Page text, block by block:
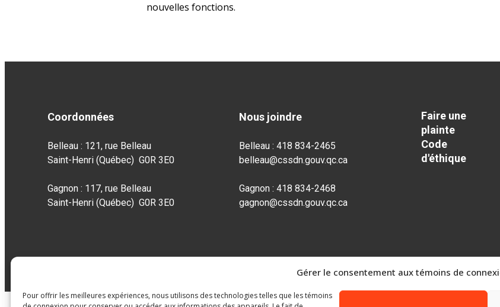
Gérer le consentement aux témoins de
Pour offrir les meilleures expériences, nous utilisons des technologies telles que les témoins
nouvelles fonctions.
Coordonnées
Belleau : 121, rue Belleau
Saint-Henri (Québec) G0R 3E0
Gagnon : 117, rue Belleau
Saint-Henri (Québec) G0R 3E0
Nous joindre
Belleau : 418 834-2465
belleau@cssdn.gouv.qc.ca
Gagnon : 418 834-2468
gagnon@cssdn.gouv.qc.ca
Faire une
plainte
Code
d'éthique